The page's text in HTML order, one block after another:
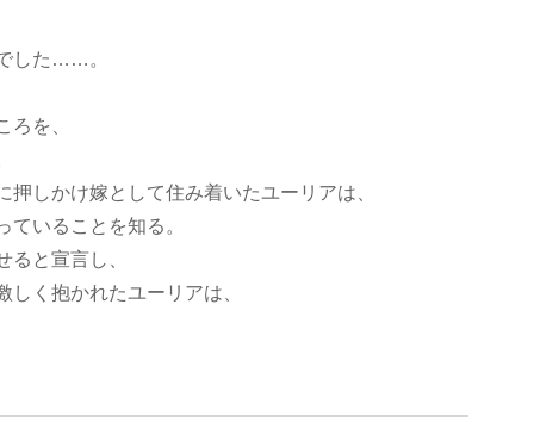
した……。
を、
しかけ嫁として住み着いたユーリアは、
いることを知る。
と宣言し、
く抱かれたユーリアは、